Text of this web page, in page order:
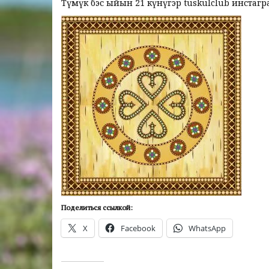
Түмүк бэс ыйын 21 күнүгэр tuskulclub
Поделиться ссылкой:
X Facebook WhatsApp